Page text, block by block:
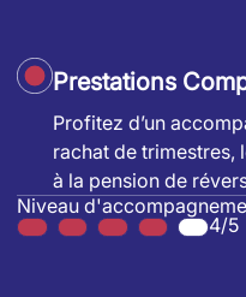
Prestations
Profitez d’un
rachat de trimestres,
à la pension de
Niveau
4/5